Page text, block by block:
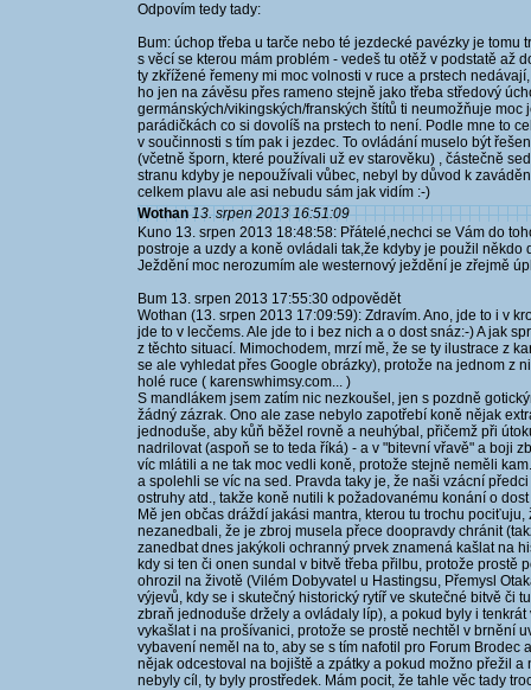
Odpovím tedy tady:
Bum: úchop třeba u tarče nebo té jezdecké pavézky je
s věcí se kterou mám problém - vedeš tu otěž v podstatě až
ty zkřížené řemeny mi moc volnosti v ruce a prstech
ho jen na závěsu přes rameno stejně jako třeba středový
germánských/vikingských/franských štítů ti neumožňuje
parádičkách co si dovolíš na prstech to není. Podle mne to
v součinnosti s tím pak i jezdec. To ovládání muselo být
(včetně šporn, které používali už ev starověku) , částečně
stranu kdyby je nepoužívali vůbec, nebyl by důvod k
celkem plavu ale asi nebudu sám jak vidím :-)
Wothan 13. srpen 2013 16:51:09
Kuno 13. srpen 2013 18:48:58: Přátelé,nechci se Vám do
postroje a uzdy a koně ovládali tak,že kdyby je použil někdo
Ježdění moc nerozumím ale westernový ježdění je zřejmě
Bum 13. srpen 2013 17:55:30 odpovědět
Wothan (13. srpen 2013 17:09:59): Zdravím. Ano, jde to i v
jde to v lecčems. Ale jde to i bez nich a o dost snáz:-) A jak
z těchto situací. Mimochodem, mrzí mě, že se ty ilustrace z
se ale vyhledat přes Google obrázky), protože na jednom z
holé ruce ( karenswhimsy.com... )
S mandlákem jsem zatím nic nezkoušel, jen s pozdně
žádný zázrak. Ono ale zase nebylo zapotřebí koně nějak
jednoduše, aby kůň běžel rovně a neuhýbal, přičemž při
nadrilovat (aspoň se to teda říká) - a v "bitevní vřavě" a boji
víc mlátili a ne tak moc vedli koně, protože stejně neměli
a spolehli se víc na sed. Pravda taky je, že naši vzácní
ostruhy atd., takže koně nutili k požadovanému konání o
Mě jen občas dráždí jakási mantra, kterou tu trochu
nezanedbali, že je zbroj musela přece doopravdy chránit
zanedbat dnes jakýkoli ochranný prvek znamená kašlat na
kdy si ten či onen sundal v bitvě třeba přilbu, protože prostě
ohrozil na životě (Vilém Dobyvatel u Hastingsu, Přemysl
výjevů, kdy se i skutečný historický rytíř ve skutečné bitvě či
zbraň jednoduše držely a ovládaly líp), a pokud byly i
vykašlat i na prošívanici, protože se prostě nechtěl v brnění
vybavení neměl na to, aby se s tím nafotil pro Forum
nějak odcestoval na bojiště a zpátky a pokud možno přežil a
nebyly cíl, ty byly prostředek. Mám pocit, že tahle věc tady